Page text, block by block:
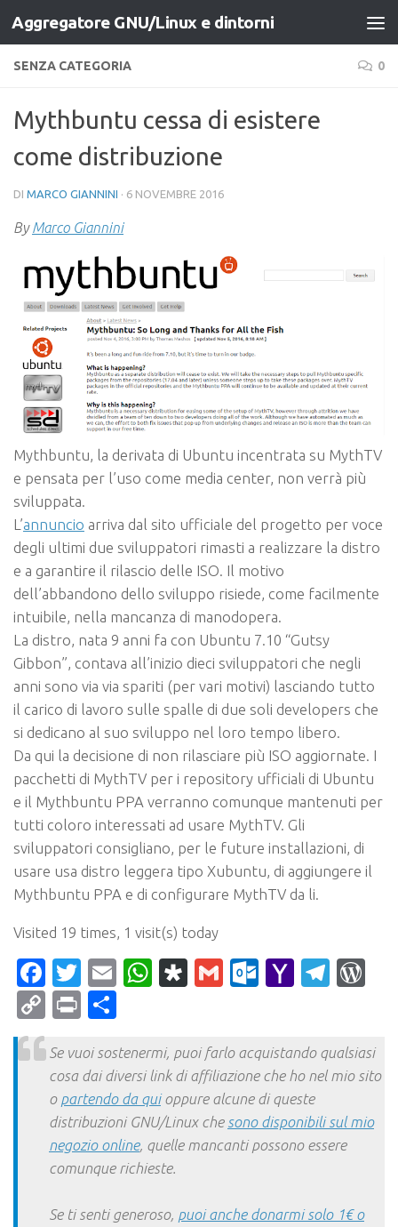
Salta al contenuto
Aggregatore GNU/Linux e dintorni
SENZA CATEGORIA 0
Mythbuntu cessa di esistere
come distribuzione
DI MARCO GIANNINI · 6 NOVEMBRE 2016
ByMarco Giannini
Mythbuntu, la derivata di Ubuntu incentrata su MythTV
e pensata per l’uso come media center, non verrà più
sviluppata.
L’annuncio arriva dal sito ufficiale del progetto per voce
degli ultimi due sviluppatori rimasti a realizzare la distro
e a garantire il rilascio delle ISO. Il motivo
dell’abbandono dello sviluppo risiede, come facilmente
intuibile, nella mancanza di manodopera.
La distro, nata 9 anni fa con Ubuntu 7.10 “Gutsy
Gibbon”, contava all’inizio dieci sviluppatori che negli
anni sono via via spariti (per vari motivi) lasciando tutto
il carico di lavoro sulle spalle di due soli developers che
si dedicano al suo sviluppo nel loro tempo libero.
Da qui la decisione di non rilasciare più ISO aggiornate. I
pacchetti di MythTV per i repository ufficiali di Ubuntu
e il Mythbuntu PPA verranno comunque mantenuti per
tutti coloro interessati ad usare MythTV. Gli
sviluppatori consigliano, per le future installazioni, di
usare usa distro leggera tipo Xubuntu, di aggiungere il
Mythbuntu PPA e di configurare MythTV da li.
Visited 19 times, 1 visit(s) today
Facebook
Twitter
EmailWhatsApp
Diaspora
Gmail Yahoo
CopyPrint
Se vuoi sostenermi, puoi farlo acquistando qualsiasi
cosa dai diversi link di affiliazione che ho nel mio sito
o partendo da quioppure alcune di queste
distribuzioni GNU/Linux che sono disponibili sul mio
negozio online, quelle mancanti possono essere
comunque richieste.
Se ti senti generoso, puoi anche donarmi solo 1€ o